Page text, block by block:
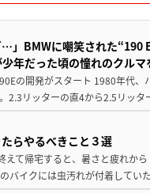
…」BMWに嘲笑された
年だった頃の憧れのクルマ
の開発がスタート 1980年代
2.3リッターの直4から2.5リッ
らやるべきこと３選
て帰宅すると、暑さと疲れか
バイクには虫汚れが付着して